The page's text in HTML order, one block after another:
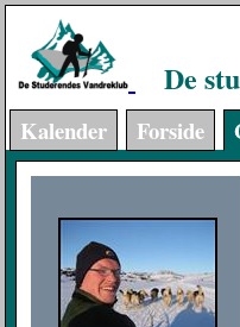
De
Kalender Forside